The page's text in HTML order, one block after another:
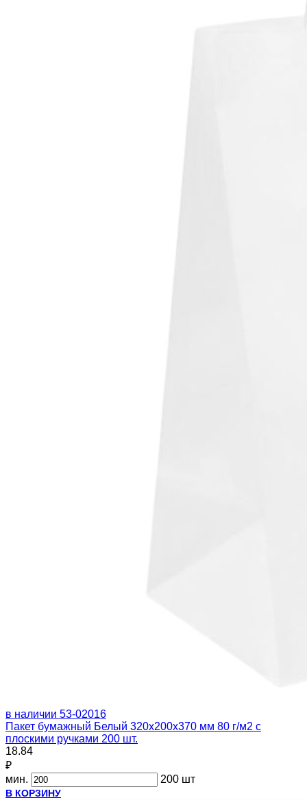
в наличии 53-02016
Пакет бумажный Белый 320х200х370 мм 80 г/м2 с
плоскими ручками 200 шт.
18.84
₽
мин.
200 шт
В КОРЗИНУ